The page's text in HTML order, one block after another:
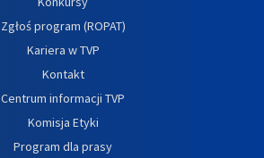
Zgłoś program (ROPAT)
Kariera w TVP
Kontakt
Centrum informacji TVP
Komisja Etyki
Program dla prasy